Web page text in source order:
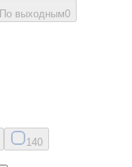
По выходным0
140